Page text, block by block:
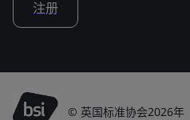
注册
© 英国标准协会2026年